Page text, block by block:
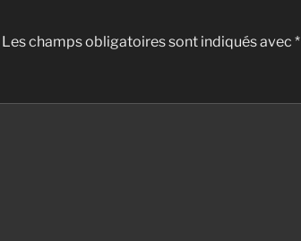
Les champs obligatoires sont indiqués avec *